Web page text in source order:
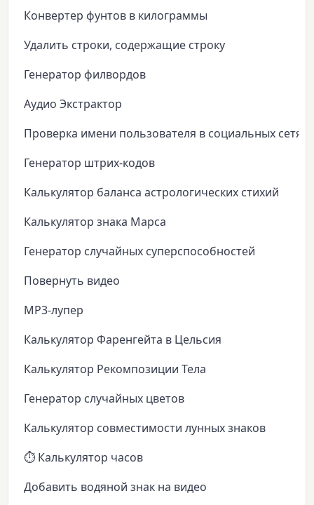
Конвертер фунтов в килограммы
Удалить строки, содержащие строку
Генератор филвордов
Аудио Экстрактор
Проверка имени пользователя в социальных сетях
Генератор штрих-кодов
Калькулятор баланса астрологических стихий
Калькулятор знака Марса
Генератор случайных суперспособностей
Повернуть видео
MP3-лупер
Калькулятор Фаренгейта в Цельсия
Калькулятор Рекомпозиции Тела
Генератор случайных цветов
Калькулятор совместимости лунных знаков
⏱️ Калькулятор часов
Добавить водяной знак на видео